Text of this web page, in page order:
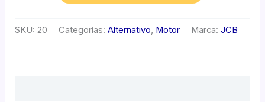
SKU:20 Categorías:Alternativo, Motor Marca:JCB